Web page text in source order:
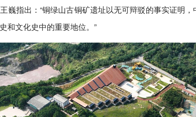
巍指出：“铜绿山古铜矿遗址以无可辩驳的事实证明
和文化史中的重要地位。”